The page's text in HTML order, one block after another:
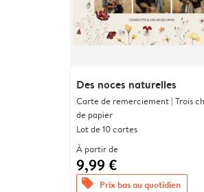
Des noces naturelles
Carte de remerciement | Trois
de papier
Lot de 10 cartes
À partir de
9,99 €
offers Prix bas au quotidien